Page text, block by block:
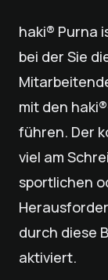
haki® Purna
bei der Sie
mit den
führen. Der
viel am
sportlichen
durch diese
aktiviert.